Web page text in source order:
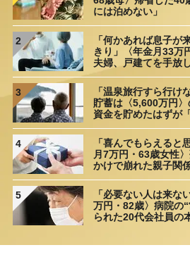
には泊めない」
2
「何かあれば息子が
きり」〈年金月33万
夫婦、戸建てを手放
3
「温泉旅行すら行
貯蓄は〈5,600万円
資金を貯めたはずが
4
「喜んでもらえると
月7万円・63歳女性
かけで崩れた親子関
5
「必要ない人は来
万円・82歳〉病院の
られた20代会社員の